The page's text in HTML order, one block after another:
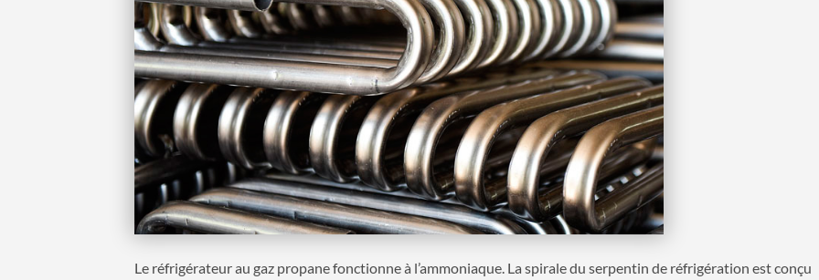
Le réfrigérateur au gaz propane fonctionne à l’ammoniaque. La spirale du serpentin de réfrigération est conçu